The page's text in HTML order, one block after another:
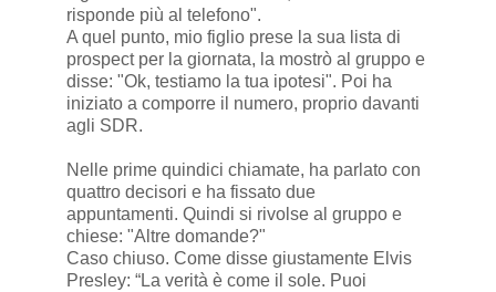
risponde più al telefono".
A quel punto, mio figlio prese la sua lista di
prospect per la giornata, la mostrò al gruppo e
disse: "Ok, testiamo la tua ipotesi". Poi ha
iniziato a comporre il numero, proprio davanti
agli SDR.
Nelle prime quindici chiamate, ha parlato con
quattro decisori e ha fissato due
appuntamenti. Quindi si rivolse al gruppo e
chiese: "Altre domande?"
Caso chiuso. Come disse giustamente Elvis
Presley: “La verità è come il sole. Puoi